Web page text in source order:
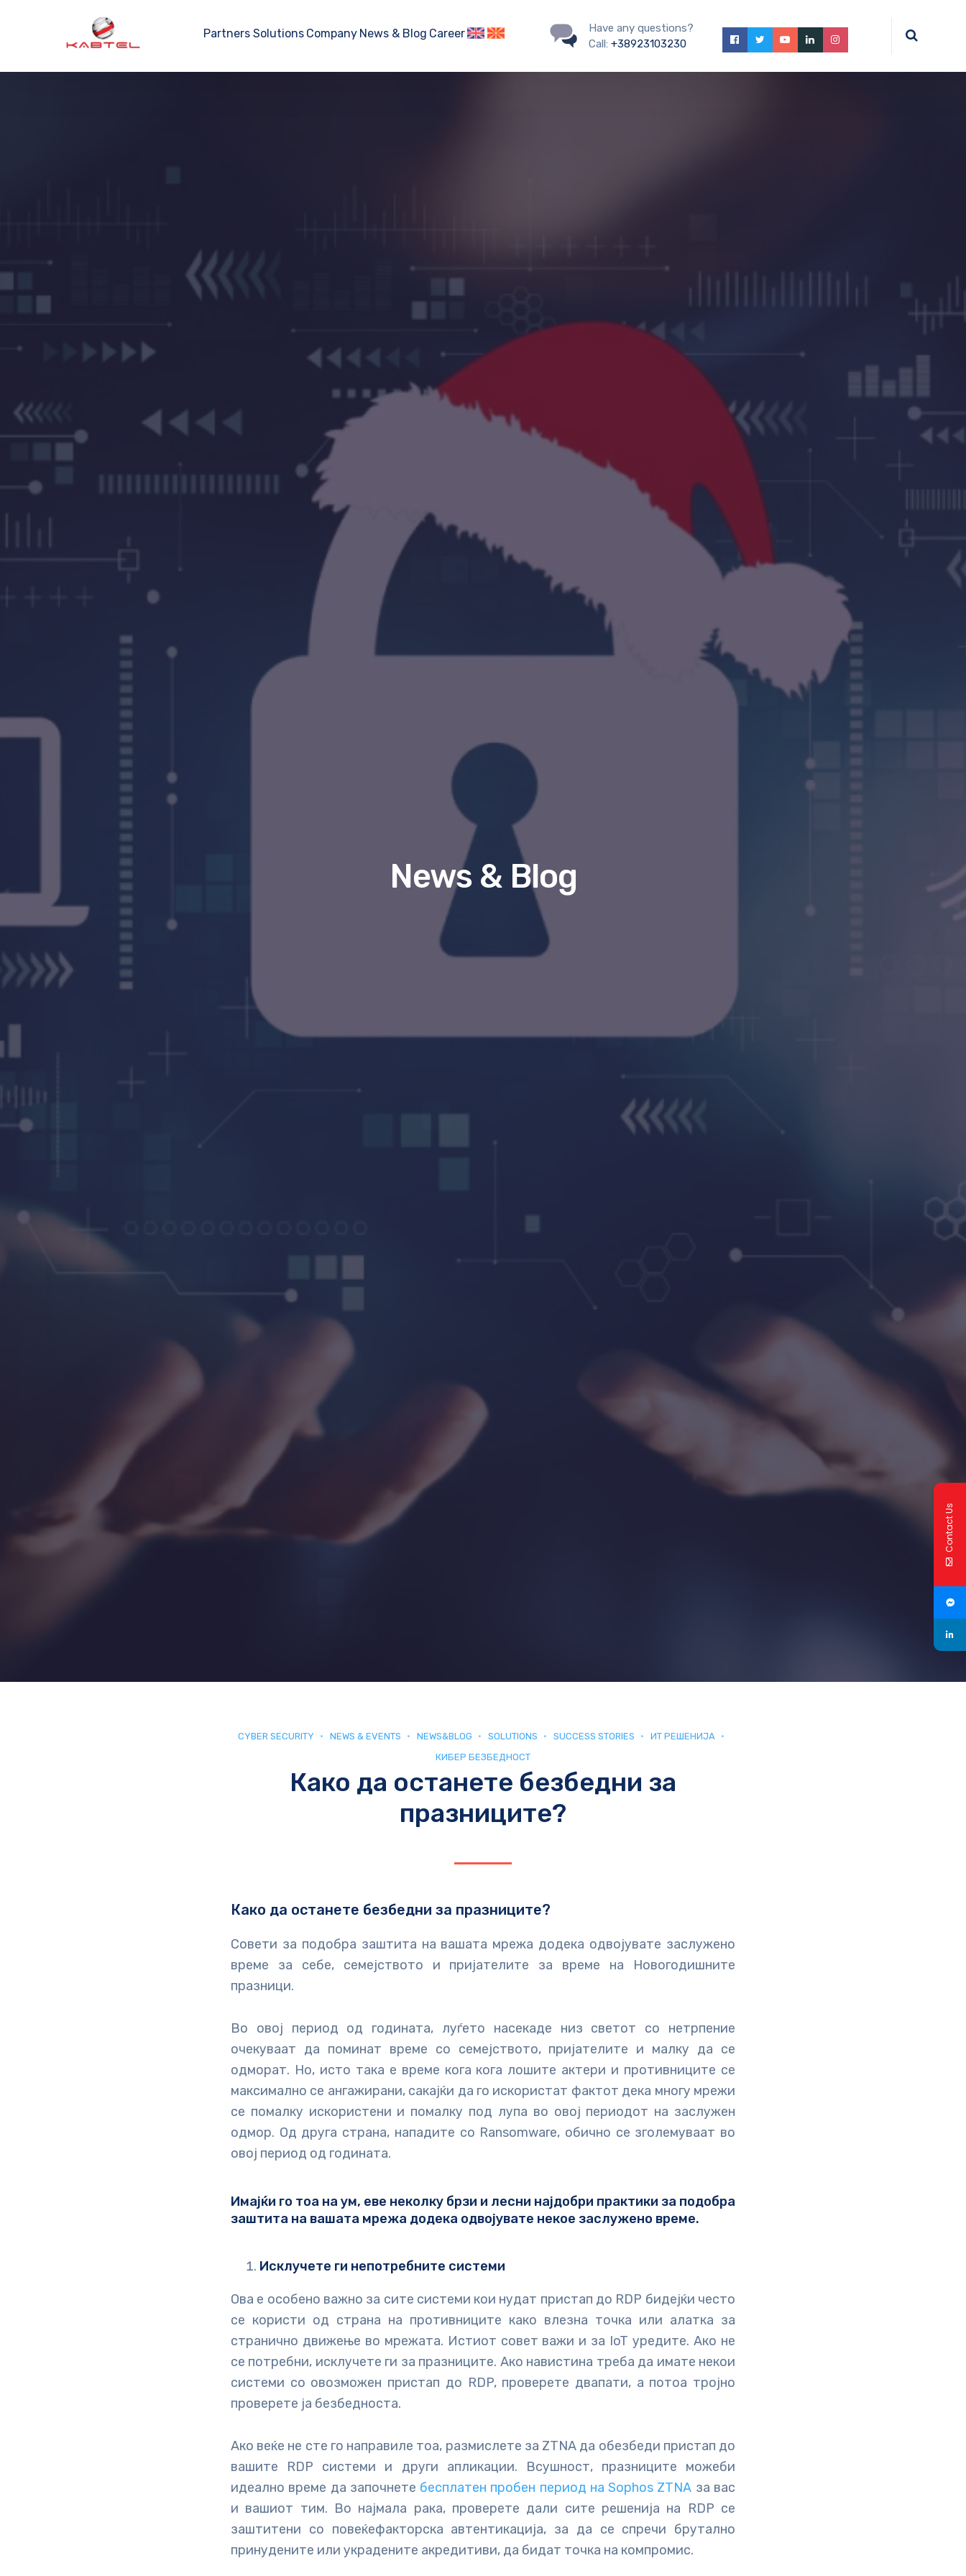
Partners Solutions Company News & Blog Career
Have any questions?
Call: +38923103230
News & Blog
CYBER SECURITY NEWS & EVENTS NEWS&BLOG SOLUTIONS SUCCESS STORIES
ИТ РЕШЕНИЈА
КИБЕР БЕЗБЕДНОСТ
Како да останете безбедни за
празниците?
Како да останете безбедни за празниците?
Совети за подобра заштита на вашата мрежа додека одвојувате заслужено
време за себе, семејството и пријателите за време на Новогодишните
празници.
Во овој период од годината, луѓето насекаде низ светот со нетрпение
очекуваат да поминат време со семејството, пријателите и малку да се
одморат. Но, исто така е време кога кога лошите актери и противниците се
максимално се ангажирани, сакајќи да го искористат фактот дека многу мрежи
се помалку искористени и помалку под лупа во овој периодот на заслужен
одмор. Од друга страна, нападите со Ransomware, обично се зголемуваат во
овој период од годината.
Имајќи го тоа на ум, еве неколку брзи и лесни најдобри практики за подобра
заштита на вашата мрежа додека одвојувате некое заслужено време.
Исклучете ги непотребните системи
Ова е особено важно за сите системи кои нудат пристап до RDP бидејќи често
се користи од страна на противниците како влезна точка или алатка за
странично движење во мрежата. Истиот совет важи и за IoT уредите. Ако не
се потребни, исклучете ги за празниците. Ако навистина треба да имате некои
системи со овозможен пристап до RDP, проверете двапати, а потоа тројно
проверете ја безбедноста.
Ако веќе не сте го направиле тоа, размислете за ZTNA да обезбеди пристап до
вашите RDP системи и други апликации. Всушност, празниците можеби
идеално време да започнете бесплатен пробен период на Sophos ZTNA за вас
и вашиот тим. Во најмала рака, проверете дали сите решенија на RDP се
заштитени со повеќефакторска автентикација, за да се спречи брутално
принудените или украдените акредитиви, да бидат точка на компромис.
Contact Us